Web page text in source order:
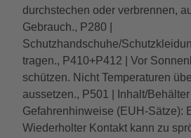
durchstechen oder verbrennen,
Gebrauch., P280 |
Schutzhandschuhe/
tragen., P410+P412 | Vor
schützen. Nicht Temperaturen
aussetzen., P501 | Inhalt/
Gefahrenhinweise (EUH-Sätze):
Wiederholter Kontakt kann zu